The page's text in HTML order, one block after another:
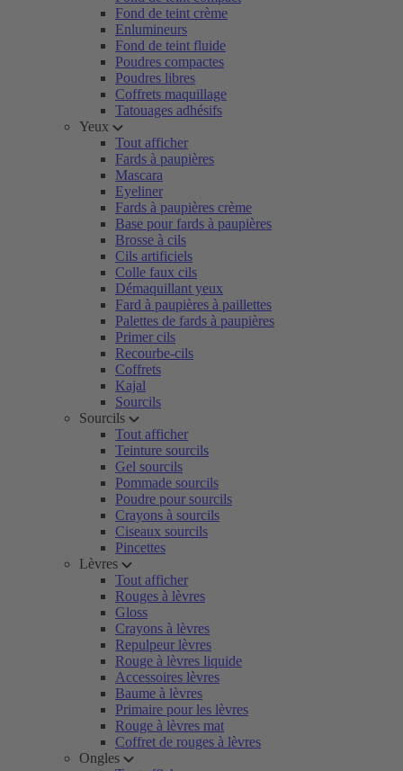
Fond de teint crème
Enlumineurs
Fond de teint fluide
Poudres compactes
Poudres libres
Coffrets maquillage
Tatouages adhésifs
Yeux
Tout afficher
Fards à paupières
Mascara
Eyeliner
Fards à paupières crème
Base pour fards à paupières
Brosse à cils
Cils artificiels
Colle faux cils
Démaquillant yeux
Fard à paupières à paillettes
Palettes de fards à paupières
Primer cils
Recourbe-cils
Coffrets
Kajal
Sourcils
Sourcils
Tout afficher
Teinture sourcils
Gel sourcils
Pommade sourcils
Poudre pour sourcils
Crayons à sourcils
Ciseaux sourcils
Pincettes
Lèvres
Tout afficher
Rouges à lèvres
Gloss
Crayons à lèvres
Repulpeur lèvres
Rouge à lèvres liquide
Accessoires lèvres
Baume à lèvres
Primaire pour les lèvres
Rouge à lèvres mat
Coffret de rouges à lèvres
Ongles